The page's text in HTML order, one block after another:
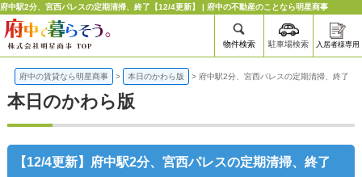
府中駅2分、宮西パレスの定期清掃、終了【12/4更新】 | 府中の不動産のことなら明星商事
物件検索 駐車場検索 入居者様専用
府中の賃貸なら明星商事 > 本日のかわら版 > 府中駅2分、宮西パレスの定期清掃、終了
本日のかわら版
【12/4更新】府中駅2分、宮西パレスの定期清掃、終了